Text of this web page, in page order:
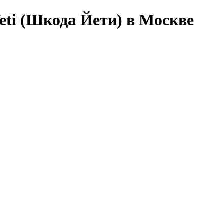
(Шкода Йети) в Москве